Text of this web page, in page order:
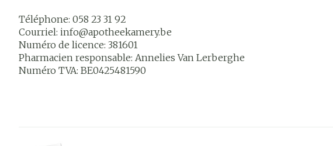
Téléphone: 058 23 31 92
Courriel: info@apotheekamery.be
Numéro de licence: 381601
Pharmacien responsable: Annelies Van Lerberghe
Numéro TVA: BE0425481590